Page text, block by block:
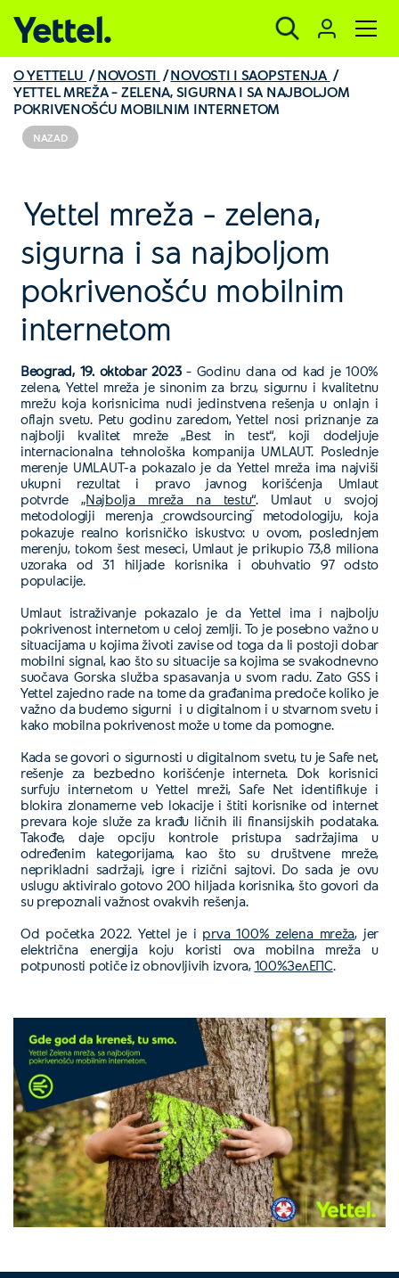
Yettel.
O YETTELU NOVOSTI
NOVOSTI I SAOPSTENJA
YETTEL MREŽA – ZELENA, SIGURNA I SA NAJBOLJOM
POKRIVENOŠĆU MOBILNIM INTERNETOM
NAZAD
Yettel mreža – zelena,
sigurna i sa najboljom
pokrivenošću mobilnim
internetom
Beograd, 19. oktobar 2023– Godinu dana od kad je 100%
zelena, Yettel mreža je sinonim za brzu, sigurnu i kvalitetnu
mrežu koja korisnicima nudi jedinstvena rešenja u onlajn i
oflajn svetu. Petu godinu zaredom, Yettel nosi priznanje za
najbolji kvalitet mreže „Best in test“, koji dodeljuje
internacionalna tehnološka kompanija UMLAUT. Poslednje
merenje UMLAUT-a pokazalo je da Yettel mreža ima najviši
ukupni rezultat i pravo javnog korišćenja Umlaut
potvrde„Najbolja mreža na testu“. Umlaut u svojoj
metodologiji merenjacrowdsourcingmetodologiju, koja
pokazuje realno korisničko iskustvo: u ovom, poslednjem
merenju, tokom šest meseci, Umlaut je prikupio 73,8 miliona
uzoraka od 31 hiljade korisnika i obuhvatio 97 odsto
populacije.
Umlaut istraživanje pokazalo je da Yettel ima i najbolju
pokrivenost internetom u celoj zemlji. To je posebno važno u
situacijama u kojima životi zavise od toga da li postoji dobar
mobilni signal, kao što su situacije sa kojima se svakodnevno
suočava Gorska služba spasavanja u svom radu. Zato GSS i
Yettel zajedno rade na tome da građanima predoče koliko je
važno da budemo sigurni i u digitalnom i u stvarnom svetu i
kako mobilna pokrivenost može u tome da pomogne.
Kada se govori o sigurnosti u digitalnom svetu, tu je Safe net,
rešenje za bezbedno korišćenje interneta. Dok korisnici
surfuju internetom u Yettel mreži, Safe Net identifikuje i
blokira zlonamerne veb lokacije i štiti korisnike od internet
prevara koje služe za krađu ličnih ili finansijskih podataka.
Takođe, daje opciju kontrole pristupa sadržajima u
određenim kategorijama, kao što su društvene mreže,
neprikladni sadržaji, igre i rizični sajtovi. Do sada je ovu
uslugu aktiviralo gotovo 200 hiljada korisnika, što govori da
su prepoznali važnost ovakvih rešenja.
Od početka 2022. Yettel je i prva 100% zelena mreža, jer
električna energija koju koristi ova mobilna mreža u
potpunosti potiče iz obnovljivih izvora, 100%ЗелЕПС.